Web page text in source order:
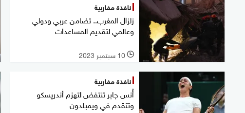
نافذة مغاربية
زلزال المغرب.. تضامن عربي ودولي
وعالمي لتقديم المساعدات
l 10 سبتمبر 2023
نافذة مغاربية
أُنس جابر تنتفض لتهزم أندريسكو
وتتقدم في ويمبلدون